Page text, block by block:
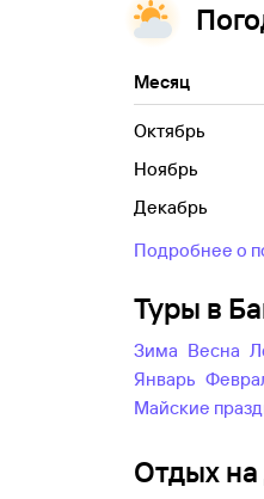
Месяц
Октябрь
Ноябрь
Декабрь
Подробнее о
Туры в
зима весна
Январь
майские
Отдых на